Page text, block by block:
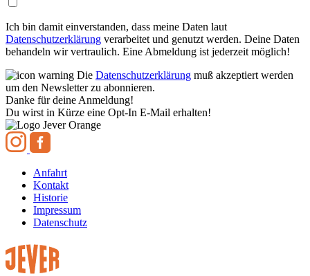
Ich bin damit einverstanden, dass meine Daten laut
Datenschutzerklärung verarbeitet und genutzt werden. Deine Daten
behandeln wir vertraulich. Eine Abmeldung ist jederzeit möglich!
Die Datenschutzerklärung muß akzeptiert werden
um den Newsletter zu abonnieren.
Danke für deine Anmeldung!
Du wirst in Kürze eine Opt-In E-Mail erhalten!
Anfahrt
Kontakt
Historie
Impressum
Datenschutz